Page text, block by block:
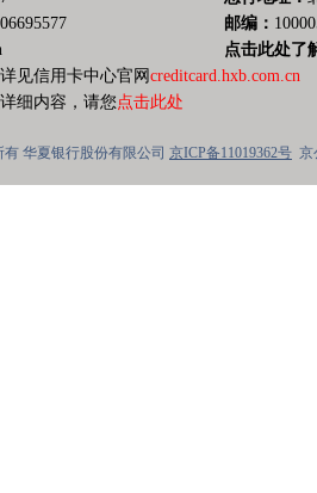
邮编：
点击此处了
见信用卡中心官网 creditcard.hxb.com.cn
细内容，请您 点击此处
有 华夏银行股份有限公司 京ICP备11019362号 京